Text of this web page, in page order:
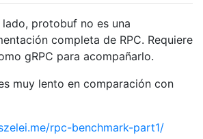
lado, protobuf no es una
completa de RPC. Requiere
gRPC para acompañarlo.
muy lento en comparación con
rpc-benchmark-part1/